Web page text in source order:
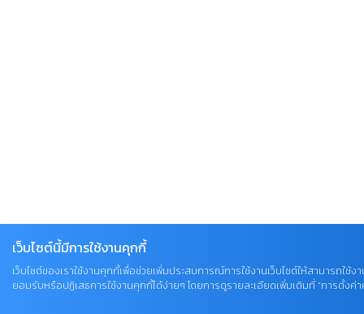
เว็บไซต์นี้มีการใช้งานคุกกี้
เว็บไซต์ของเราใช้งานคุกกี้เพื่อช่วยเพิ่มประสบการณ์การใช้งานเว็บไซต์ให้สามารถใ
ยอมรับหรือปฏิเสธการใช้งานคุกกี้ได้ง่ายๆ โดยการดูรายละเอียดเพิ่มเติมที่ “การตั้งค่